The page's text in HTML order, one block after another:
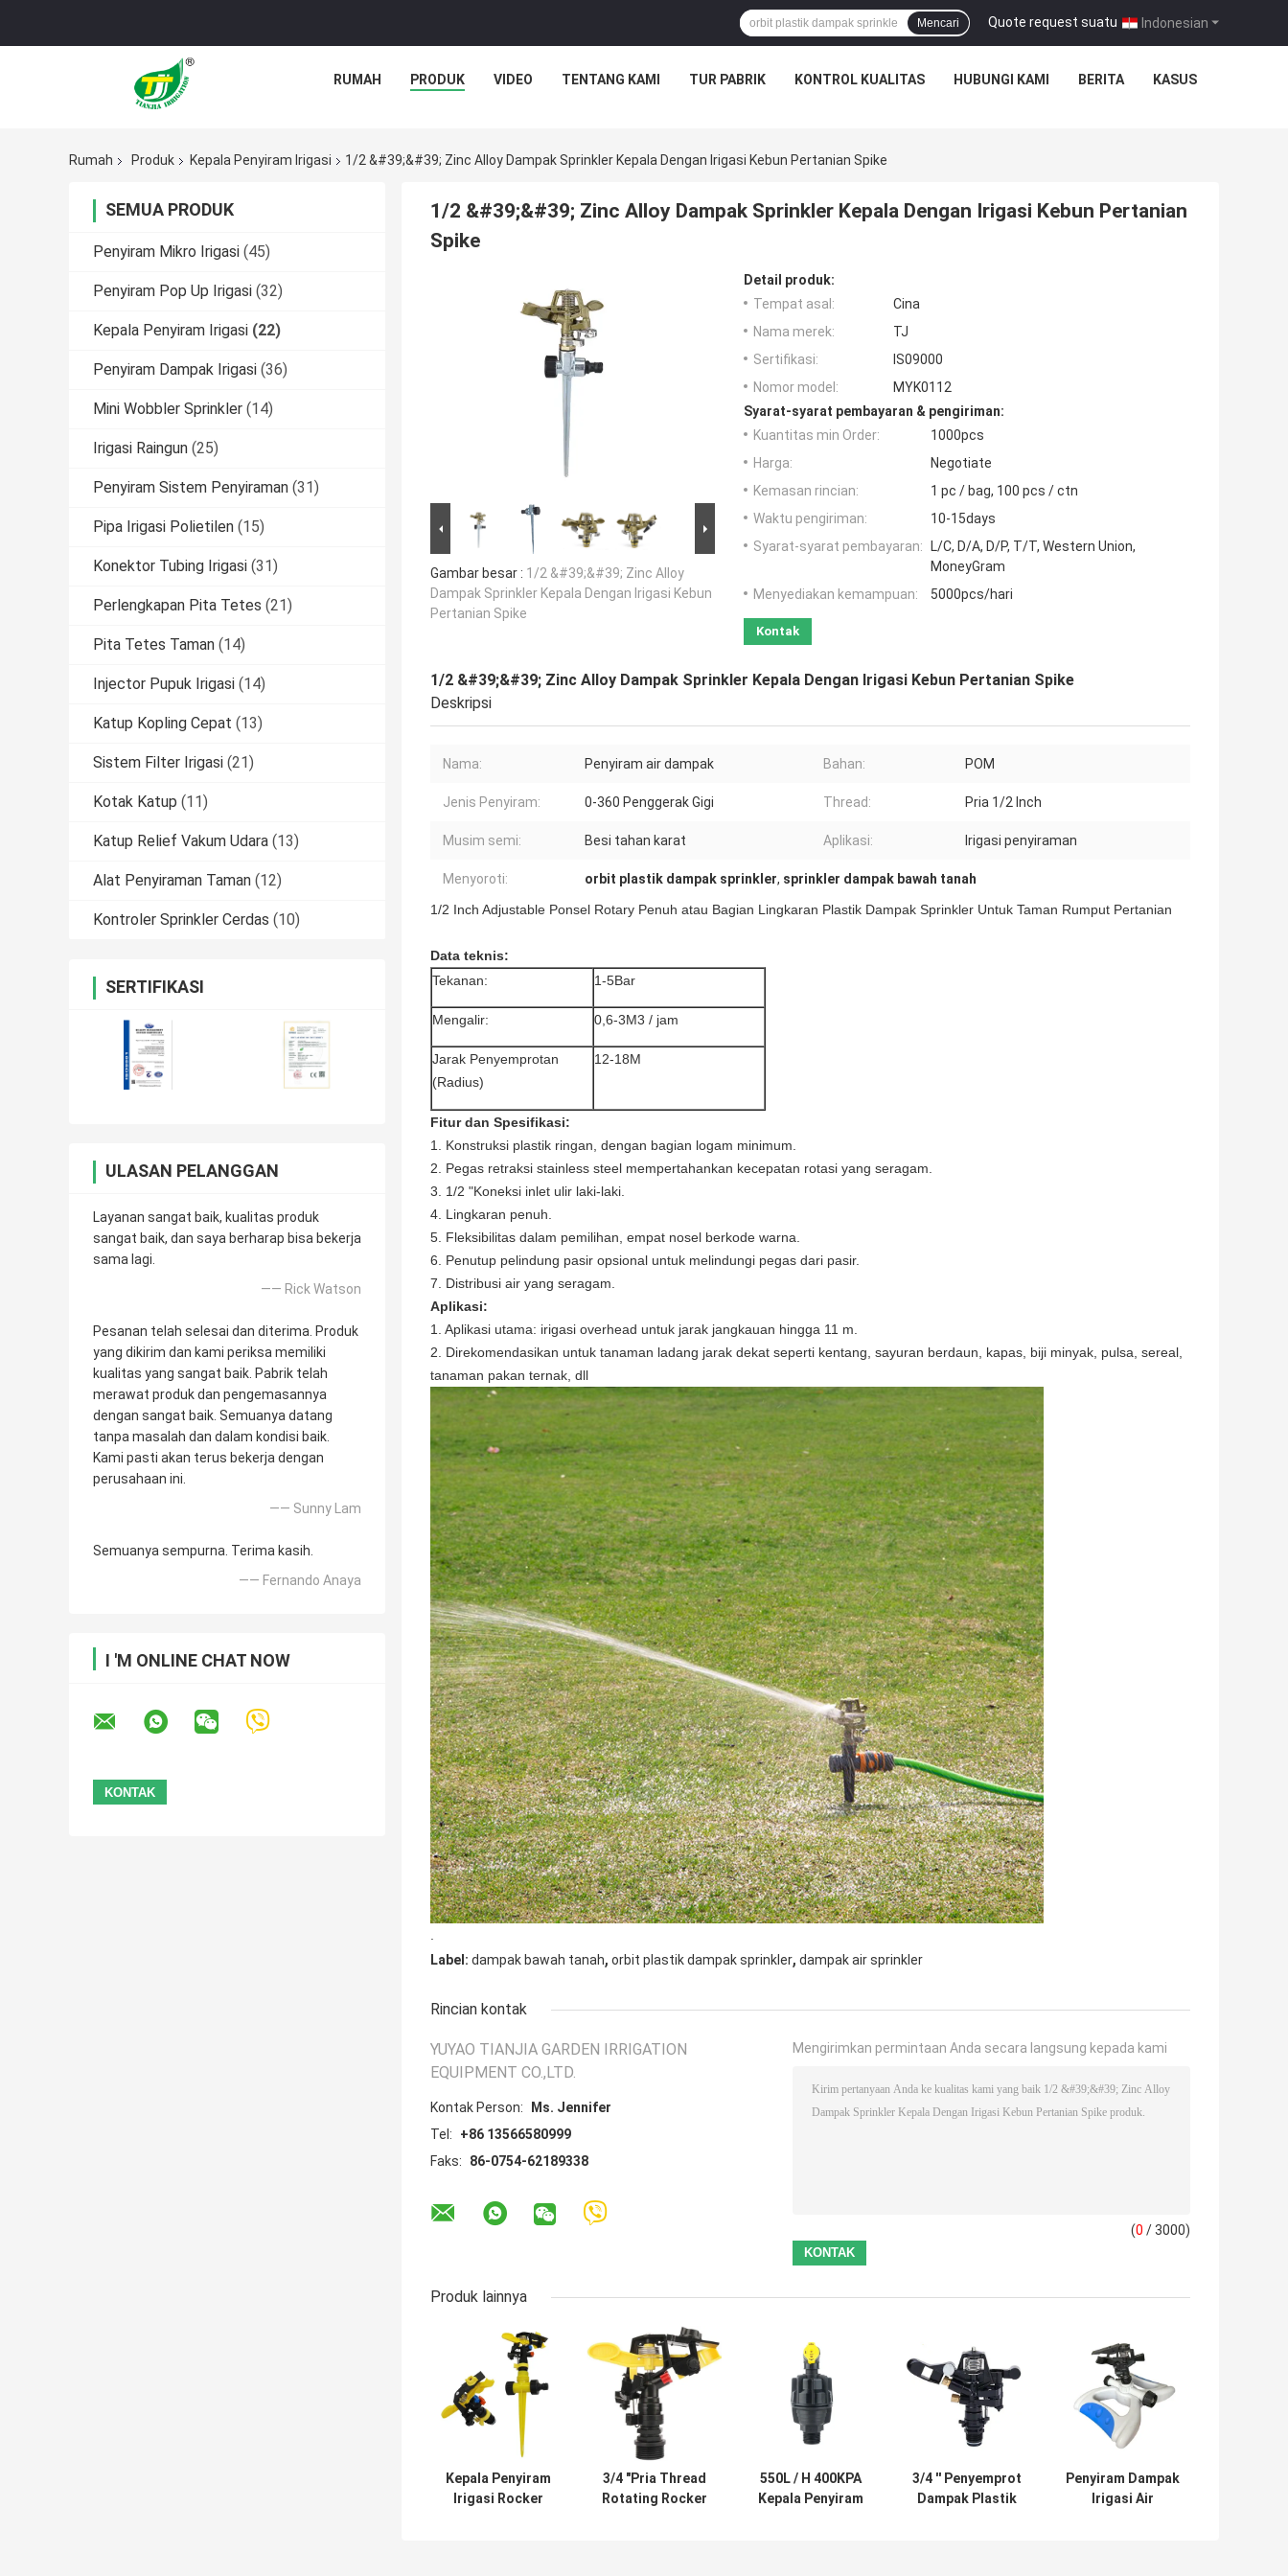
Indonesian
Quote request suatu |
Mencari
RUMAH PRODUK VIDEO TENTANG KAMI TUR PABRIK KONTROL KUALITAS HUBUNGI KAMI BERITA KASUS
Rumah Produk Kepala Penyiram Irigasi 1/2 &#39;&#39; Zinc Alloy Dampak Sprinkler Kepala Dengan Irigasi Kebun Pertanian Spike
SEMUA PRODUK
Penyiram Mikro Irigasi (45)
Penyiram Pop Up Irigasi (32)
Kepala Penyiram Irigasi (22)
Penyiram Dampak Irigasi (36)
Mini Wobbler Sprinkler (14)
Irigasi Raingun (25)
Penyiram Sistem Penyiraman (31)
Pipa Irigasi Polietilen (15)
Konektor Tubing Irigasi (31)
Perlengkapan Pita Tetes (21)
Pita Tetes Taman (14)
Injector Pupuk Irigasi (14)
Katup Kopling Cepat (13)
Sistem Filter Irigasi (21)
Kotak Katup (11)
Katup Relief Vakum Udara (13)
Alat Penyiraman Taman (12)
Kontroler Sprinkler Cerdas (10)
SERTIFIKASI
ULASAN PELANGGAN
Layanan sangat baik, kualitas produk
sangat baik, dan saya berharap bisa bekerja
sama lagi.
—— Rick Watson
Pesanan telah selesai dan diterima. Produk
yang dikirim dan kami periksa memiliki
kualitas yang sangat baik. Pabrik telah
merawat produk dan pengemasannya
dengan sangat baik. Semuanya datang
tanpa masalah dan dalam kondisi baik.
Kami pasti akan terus bekerja dengan
perusahaan ini.
—— Sunny Lam
Semuanya sempurna. Terima kasih.
—— Fernando Anaya
I 'M ONLINE CHAT NOW
1/2 &#39;&#39; Zinc Alloy Dampak Sprinkler Kepala Dengan Irigasi Kebun Pertanian
Spike
Gambar besar : 1/2 &#39;&#39; Zinc Alloy
Dampak Sprinkler Kepala Dengan Irigasi Kebun
Pertanian Spike
Detail produk:
Tempat asal:
Cina
Nama merek:
TJ
Sertifikasi:
IS09000
Nomor model:
MYK0112
Syarat-syarat pembayaran & pengiriman:
Kuantitas min Order:
1000pcs
Harga:
Negotiate
Kemasan rincian:
1 pc / bag, 100 pcs / ctn
Waktu pengiriman:
10-15days
Syarat-syarat pembayaran:
L/C, D/A, D/P, T/T, Western Union,
MoneyGram
Menyediakan kemampuan:
5000pcs/hari
Kontak
1/2 &#39;&#39; Zinc Alloy Dampak Sprinkler Kepala Dengan Irigasi Kebun Pertanian Spike
Deskripsi
Nama: Penyiram air dampak Bahan: POM
Jenis Penyiram: 0-360 Penggerak Gigi Thread: Pria 1/2 Inch
Musim semi: Besi tahan karat Aplikasi: Irigasi penyiraman
Menyoroti: orbit plastik dampak sprinkler, sprinkler dampak bawah tanah
1/2 Inch Adjustable Ponsel Rotary Penuh atau Bagian Lingkaran Plastik Dampak Sprinkler Untuk Taman Rumput Pertanian
Data teknis:
Tekanan:
1-5Bar
Mengalir: 0,6-3M3 / jam
Jarak Penyemprotan
(Radius)
12-18M
Fitur dan Spesifikasi:
1. Konstruksi plastik ringan, dengan bagian logam minimum.
2. Pegas retraksi stainless steel mempertahankan kecepatan rotasi yang seragam.
3. 1/2 "Koneksi inlet ulir laki-laki.
4. Lingkaran penuh.
5. Fleksibilitas dalam pemilihan, empat nosel berkode warna.
6. Penutup pelindung pasir opsional untuk melindungi pegas dari pasir.
7. Distribusi air yang seragam.
Aplikasi:
1. Aplikasi utama: irigasi overhead untuk jarak jangkauan hingga 11 m.
2. Direkomendasikan untuk tanaman ladang jarak dekat seperti kentang, sayuran berdaun, kapas, biji minyak, pulsa, sereal,
tanaman pakan ternak, dll
.
Label: dampak bawah tanah, orbit plastik dampak sprinkler, dampak air sprinkler
Rincian kontak
YUYAO TIANJIA GARDEN IRRIGATION
EQUIPMENT CO.,LTD.
Kontak Person:
Ms. Jennifer
Tel:
+86 13566580999
Faks:
86-0754-62189338
Mengirimkan permintaan Anda secara langsung kepada kami
(0 / 3000)
Produk lainnya
Kepala Penyiram
Irigasi Rocker
3/4 "Pria Thread
Rotating Rocker
550L / H 400KPA
Kepala Penyiram
3/4 '' Penyemprot
Dampak Plastik
Penyiram Dampak
Irigasi Air